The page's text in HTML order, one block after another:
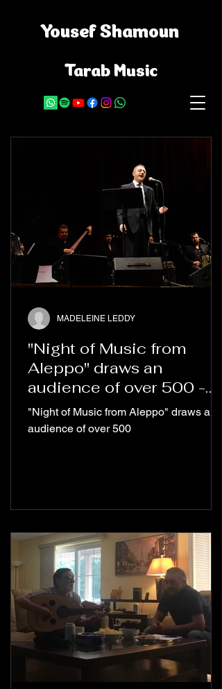
Yousef Shamoun
Tarab Music
"Night of Music from
Aleppo" draws an
audience of over 500 -
Columbia Spectator
"Night of Music from Aleppo" draws an
audience of over 500
MADELEINE LEDDY